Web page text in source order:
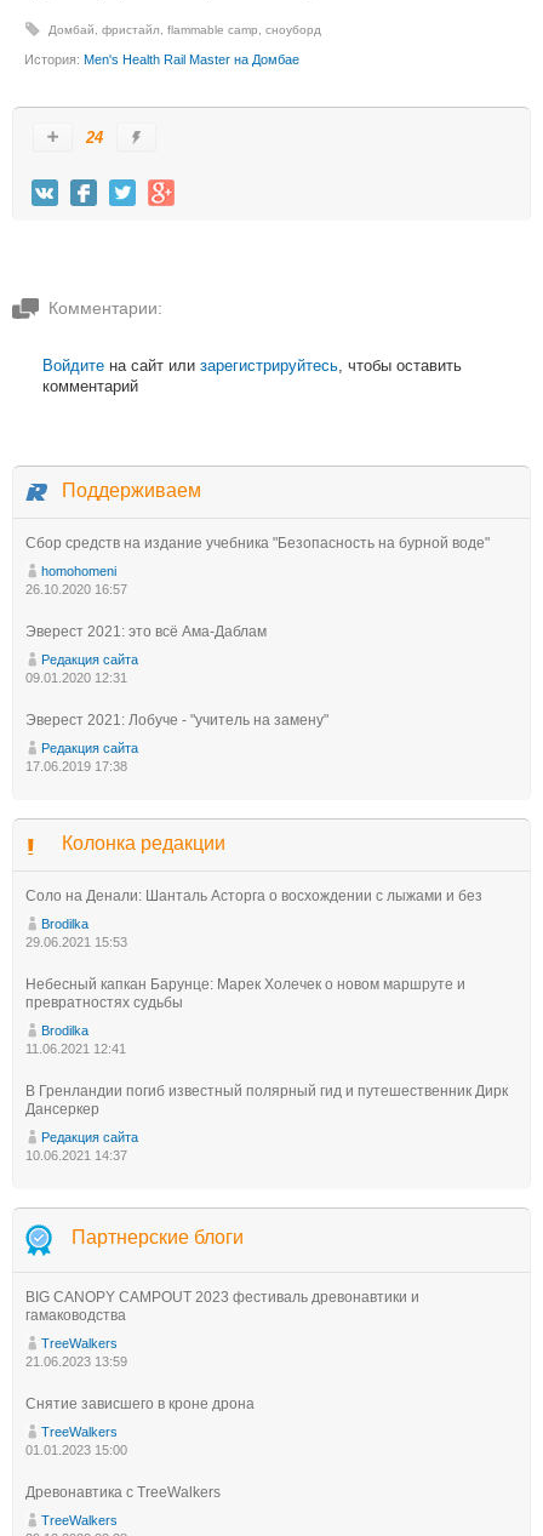
Домбай фристайл flammable camp сноуборд
История: Men's Health Rail Master на Домбае
24
Комментарии:
Войдите на сайт или зарегистрируйтесь, чтобы оставить
комментарий
Поддерживаем
Сбор средств на издание учебника "Безопасность на бурной воде"
homohomeni
26.10.2020 16:57
Эверест 2021: это всё Ама-Даблам
Редакция сайта
09.01.2020 12:31
Эверест 2021: Лобуче - "учитель на замену"
Редакция сайта
17.06.2019 17:38
Колонка редакции
Соло на Денали: Шанталь Асторга о восхождении с лыжами и без
Brodilka
29.06.2021 15:53
Небесный капкан Барунце: Марек Холечек о новом маршруте и
превратностях судьбы
Brodilka
11.06.2021 12:41
В Гренландии погиб известный полярный гид и путешественник Дирк
Дансеркер
Редакция сайта
10.06.2021 14:37
Партнерские блоги
BIG CANOPY CAMPOUT 2023 фестиваль древонавтики и
гамаководства
TreeWalkers
21.06.2023 13:59
Снятие зависшего в кроне дрона
TreeWalkers
01.01.2023 15:00
Древонавтика с TreeWalkers
TreeWalkers